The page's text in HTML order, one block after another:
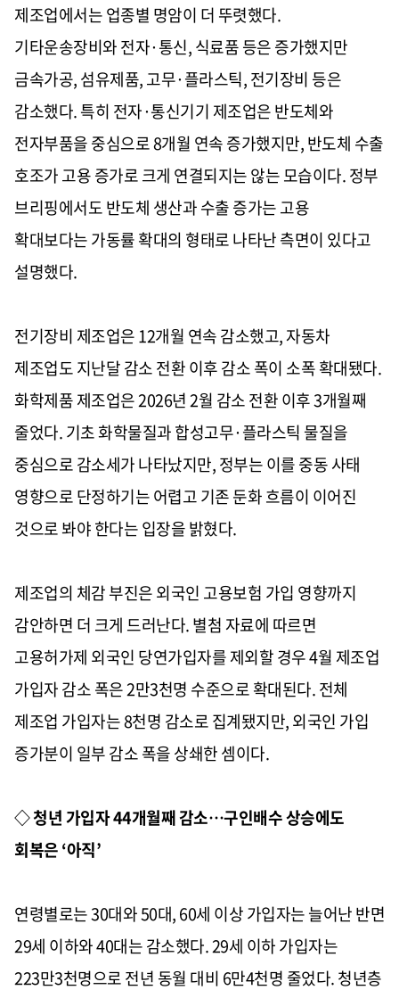
제조업에서는 업종별 명암이 더 뚜렷했다.
기타운송장비와 전자·통신, 식료품 등은 증가했지만
금속가공, 섬유제품, 고무·플라스틱, 전기장비 등은
감소했다. 특히 전자·통신기기 제조업은 반도체와
전자부품을 중심으로 8개월 연속 증가했지만, 반도체 수출
호조가 고용 증가로 크게 연결되지는 않는 모습이다. 정부
브리핑에서도 반도체 생산과 수출 증가는 고용
확대보다는 가동률 확대의 형태로 나타난 측면이 있다고
설명했다.
전기장비 제조업은 12개월 연속 감소했고, 자동차
제조업도 지난달 감소 전환 이후 감소 폭이 소폭 확대됐다.
화학제품 제조업은 2026년 2월 감소 전환 이후 3개월째
줄었다. 기초 화학물질과 합성고무·플라스틱 물질을
중심으로 감소세가 나타났지만, 정부는 이를 중동 사태
영향으로 단정하기는 어렵고 기존 둔화 흐름이 이어진
것으로 봐야 한다는 입장을 밝혔다.
제조업의 체감 부진은 외국인 고용보험 가입 영향까지
감안하면 더 크게 드러난다. 별첨 자료에 따르면
고용허가제 외국인 당연가입자를 제외할 경우 4월 제조업
가입자 감소 폭은 2만3천명 수준으로 확대된다. 전체
제조업 가입자는 8천명 감소로 집계됐지만, 외국인 가입
증가분이 일부 감소 폭을 상쇄한 셈이다.
◇ 청년 가입자 44개월째 감소…구인배수 상승에도
회복은 ‘아직’
연령별로는 30대와 50대, 60세 이상 가입자는 늘어난 반면
29세 이하와 40대는 감소했다. 29세 이하 가입자는
223만3천명으로 전년 동월 대비 6만4천명 줄었다. 청년층